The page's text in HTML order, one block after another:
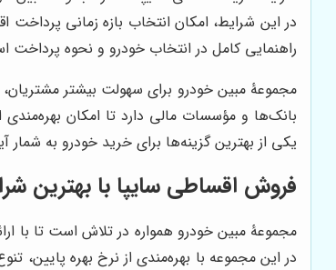
در این شرایط، امکان انتخاب بازه زمانی
راهنمایی کامل در انتخاب خودرو و نحوه پرداخت
مجموعۀ مبین خودرو برای سهولت بیشتر
بانک‌ها و مؤسسات مالی دارد تا امکان
یکی از بهترین گزینه‌ها برای خرید خودرو به
فروش اقساطی سایپا با بهترین
مجموعۀ مبین خودرو همواره در تلاش است تا با
در این مجموعه با بهره‌مندی از نرخ بهره پایین،